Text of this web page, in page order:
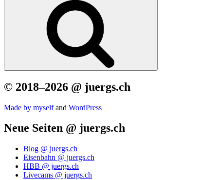
© 2018–2026 @ juergs.ch
Made by mys­elfand Word­Press
Neue Seiten @ juergs.ch
Blog @ juergs.ch
Eisenbahn @ juergs.ch
HBB @ juergs.ch
Livecams @ juergs.ch